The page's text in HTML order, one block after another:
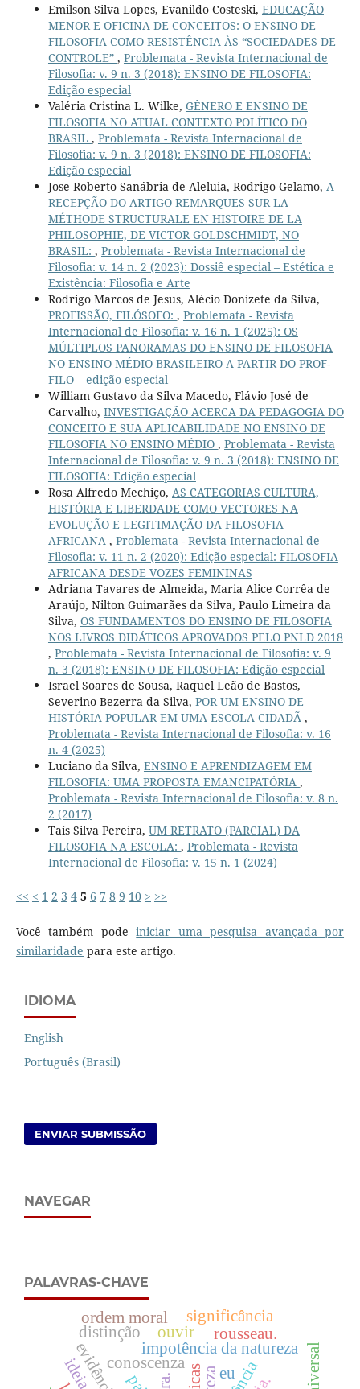
Emilson Silva Lopes, Evanildo Costeski, EDUCAÇÃO
MENOR E OFICINA DE CONCEITOS: O ENSINO DE
FILOSOFIA COMO RESISTÊNCIA ÀS “SOCIEDADES DE
CONTROLE” , Problemata - Revista Internacional de
Filosofia: v. 9 n. 3 (2018): ENSINO DE FILOSOFIA:
Edição especial
Valéria Cristina L. Wilke, GÊNERO E ENSINO DE
FILOSOFIA NO ATUAL CONTEXTO POLÍTICO DO
BRASIL , Problemata - Revista Internacional de
Filosofia: v. 9 n. 3 (2018): ENSINO DE FILOSOFIA:
Edição especial
Jose Roberto Sanábria de Aleluia, Rodrigo Gelamo, A
RECEPÇÃO DO ARTIGO REMARQUES SUR LA
MÉTHODE STRUCTURALE EN HISTOIRE DE LA
PHILOSOPHIE, DE VICTOR GOLDSCHMIDT, NO
BRASIL: , Problemata - Revista Internacional de
Filosofia: v. 14 n. 2 (2023): Dossiê especial – Estética e
Existência: Filosofia e Arte
Rodrigo Marcos de Jesus, Alécio Donizete da Silva,
PROFISSÃO, FILÓSOFO: , Problemata - Revista
Internacional de Filosofia: v. 16 n. 1 (2025): OS
MÚLTIPLOS PANORAMAS DO ENSINO DE FILOSOFIA
NO ENSINO MÉDIO BRASILEIRO A PARTIR DO PROF-
FILO – edição especial
William Gustavo da Silva Macedo, Flávio José de
Carvalho, INVESTIGAÇÃO ACERCA DA PEDAGOGIA DO
CONCEITO E SUA APLICABILIDADE NO ENSINO DE
FILOSOFIA NO ENSINO MÉDIO , Problemata - Revista
Internacional de Filosofia: v. 9 n. 3 (2018): ENSINO DE
FILOSOFIA: Edição especial
Rosa Alfredo Mechiço, AS CATEGORIAS CULTURA,
HISTÓRIA E LIBERDADE COMO VECTORES NA
EVOLUÇÃO E LEGITIMAÇÃO DA FILOSOFIA
AFRICANA , Problemata - Revista Internacional de
Filosofia: v. 11 n. 2 (2020): Edição especial: FILOSOFIA
AFRICANA DESDE VOZES FEMININAS
Adriana Tavares de Almeida, Maria Alice Corrêa de
Araújo, Nilton Guimarães da Silva, Paulo Limeira da
Silva, OS FUNDAMENTOS DO ENSINO DE FILOSOFIA
NOS LIVROS DIDÁTICOS APROVADOS PELO PNLD 2018
, Problemata - Revista Internacional de Filosofia: v. 9
n. 3 (2018): ENSINO DE FILOSOFIA: Edição especial
Israel Soares de Sousa, Raquel Leão de Bastos,
Severino Bezerra da Silva, POR UM ENSINO DE
HISTÓRIA POPULAR EM UMA ESCOLA CIDADÃ ,
Problemata - Revista Internacional de Filosofia: v. 16
n. 4 (2025)
Luciano da Silva, ENSINO E APRENDIZAGEM EM
FILOSOFIA: UMA PROPOSTA EMANCIPATÓRIA ,
Problemata - Revista Internacional de Filosofia: v. 8 n.
2 (2017)
Taís Silva Pereira, UM RETRATO (PARCIAL) DA
FILOSOFIA NA ESCOLA: , Problemata - Revista
Internacional de Filosofia: v. 15 n. 1 (2024)
<< < 1 2 3 4 5 6 7 8 9 10 > >>
Você também podeiniciar uma pesquisa avançada por
similaridade para este artigo.
IDIOMA
English
Português (Brasil)
ENVIAR SUBMISSÃO
NAVEGAR
PALAVRAS-CHAVE
conoscenza
evidência impotência da natureza
distinção rousseau.
ordem moral
ouvir
significância
eu